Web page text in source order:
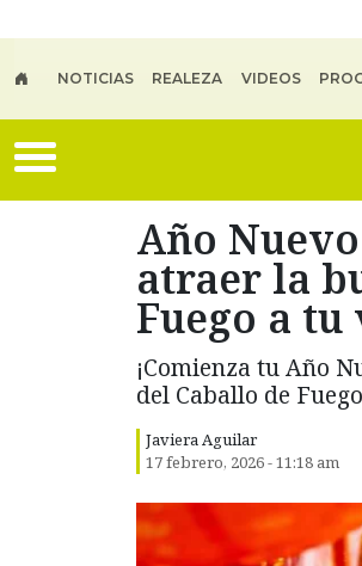
NOTICIAS REALEZA VIDEOS
Año
atraer la
Fuego a tu
¡Comienza tu Año
del Caballo de
Javiera Aguilar
17 febrero, 2026 - 11:18 am